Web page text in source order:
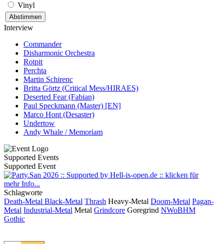
Vinyl
Interview
Commander
Disharmonic Orchestra
Rotpit
Perchta
Martin Schirenc
Britta Görtz (Critical Mess/HIRAES)
Deserted Fear (Fabian)
Paul Speckmann (Master) [EN]
Marco Hont (Desaster)
Undertow
Andy Whale / Memoriam
Supported Events
Supported Event
Schlagworte
Death-Metal Black-Metal Thrash Heavy-Metal Doom-Metal Pagan-
Metal Industrial-Metal Metal Grindcore Goregrind NWoBHM
Gothic